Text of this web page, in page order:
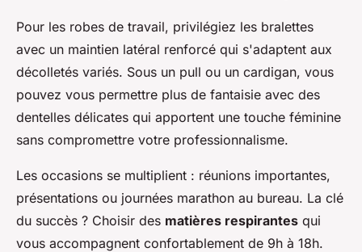
Pour les robes de travail, privilégiez les bralettes
avec un maintien latéral renforcé qui s'adaptent aux
décolletés variés. Sous un pull ou un cardigan, vous
pouvez vous permettre plus de fantaisie avec des
dentelles délicates qui apportent une touche féminine
sans compromettre votre professionnalisme.
Les occasions se multiplient : réunions importantes,
présentations ou journées marathon au bureau. La clé
du succès ? Choisir des matières respirantes qui
vous accompagnent confortablement de 9h à 18h.